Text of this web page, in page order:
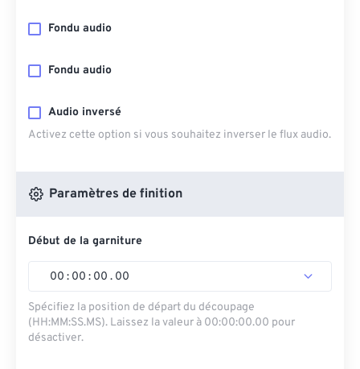
Fondu audio
Fondu audio
Audio inversé
Activez cette option si vous souhaitez inverser le flux audio.
Paramètres de finition
Début de la garniture
00 : 00 : 00 . 00
Spécifiez la position de départ du découpage
(HH:MM:SS.MS). Laissez la valeur à 00:00:00.00 pour
désactiver.